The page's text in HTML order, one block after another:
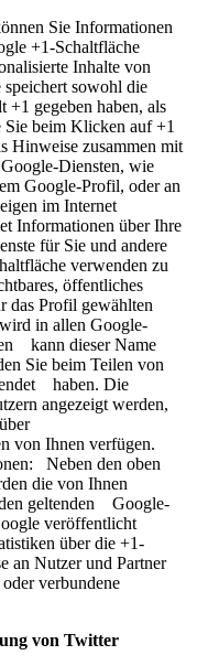
Sie Informationen
+1-Schaltfläche
Inhalte von
sowohl die
gegeben haben, als
Sie beim Klicken auf +1
Hinweise zusammen mit
Diensten, wie
Google-Profil, oder an
im Internet
Informationen über Ihre
für Sie und andere
verwenden zu
öffentliches
Profil gewählten
in allen Google-
kann dieser Name
Sie beim Teilen von
haben. Die
angezeigt werden,
von Ihnen verfügen.
Neben den oben
die von Ihnen
geltenden Google-
veröffentlicht
über die +1-
an Nutzer und Partner
verbundene
von Twitter